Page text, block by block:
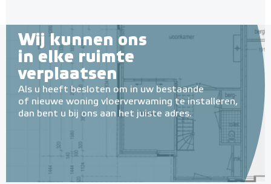
Wij kunnen ons
in elke ruimte
verplaatsen
Als u heeft besloten om in uw bestaande
of nieuwe woning vloerverwaming te installeren,
dan bent u bij ons aan het juiste adres.